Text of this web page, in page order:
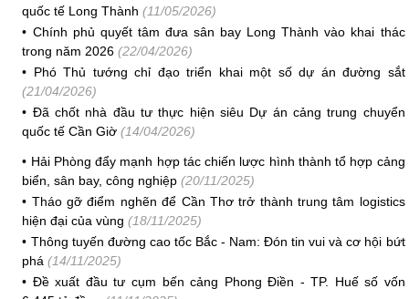
quốc tế Long Thành (11/05/2026)
• Chính phủ quyết tâm đưa sân bay Long Thành vào khai thác
trong năm 2026 (22/04/2026)
• Phó Thủ tướng chỉ đạo triển khai một số dự án đường sắt
(21/04/2026)
• Đã chốt nhà đầu tư thực hiện siêu Dự án cảng trung chuyển
quốc tế Cần Giờ (14/04/2026)
• Hải Phòng đẩy mạnh hợp tác chiến lược hình thành tổ hợp cảng
biển, sân bay, công nghiệp (20/11/2025)
• Tháo gỡ điểm nghẽn để Cần Thơ trở thành trung tâm logistics
hiện đại của vùng (18/11/2025)
• Thông tuyến đường cao tốc Bắc - Nam: Đón tin vui và cơ hội bứt
phá (14/11/2025)
• Đề xuất đầu tư cụm bến cảng Phong Điền - TP. Huế số vốn